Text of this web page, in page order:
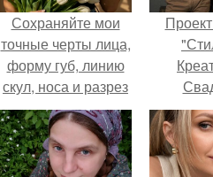
Сохраняйте мои
точные черты лица,
форму губ, линию
скул, носа и разрез
глаз.